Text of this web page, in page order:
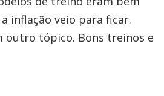
inflação veio para ficar.
outro tópico. Bons treinos e